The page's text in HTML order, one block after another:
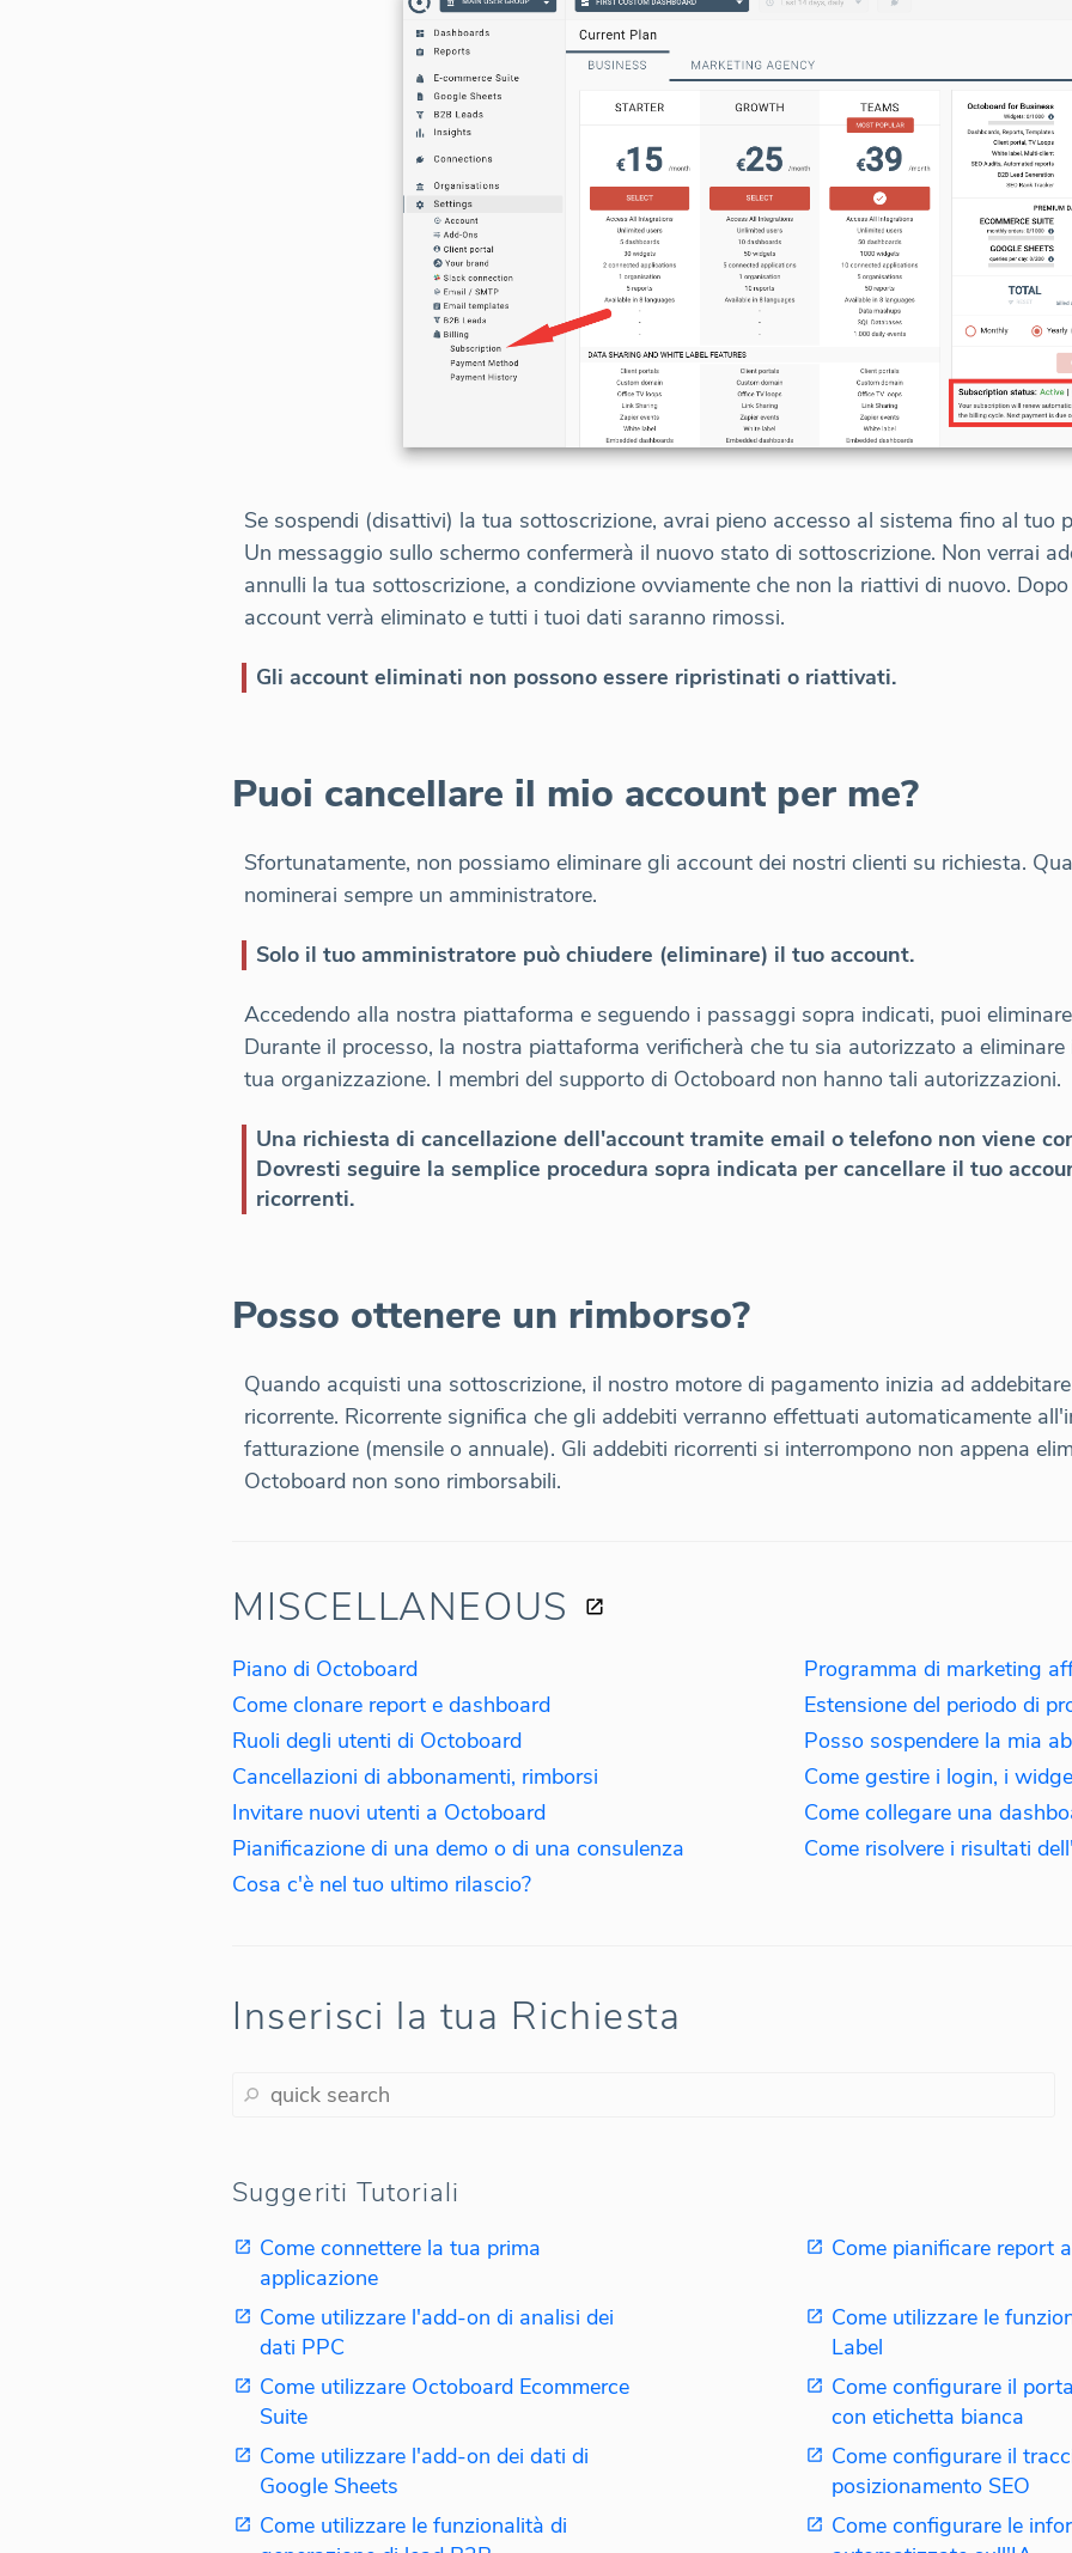
Se sospendi (disattivi) la tua sottoscrizione, avrai pieno accesso al sistema fino al tuo
Un messaggio sullo schermo confermerà il nuovo stato di sottoscrizione. Non verrai
annulli la tua sottoscrizione, a condizione ovviamente che non la riattivi di nuovo.
account verrà eliminato e tutti i tuoi dati saranno rimossi.
Gli account eliminati non possono essere ripristinati o riattivati.
Puoi cancellare il mio account per me?
Sfortunatamente, non possiamo eliminare gli account dei nostri clienti su richiesta.
nominerai sempre un amministratore.
Solo il tuo amministratore può chiudere (eliminare) il tuo account.
Accedendo alla nostra piattaforma e seguendo i passaggi sopra indicati, puoi
Durante il processo, la nostra piattaforma verificherà che tu sia autorizzato a
tua organizzazione. I membri del supporto di Octoboard non hanno tali autorizzazioni.
Una richiesta di cancellazione dell'account tramite email o telefono non viene
Dovresti seguire la semplice procedura sopra indicata per cancellare il tuo
ricorrenti.
Posso ottenere un rimborso?
Quando acquisti una sottoscrizione, il nostro motore di pagamento inizia ad
ricorrente. Ricorrente significa che gli addebiti verranno effettuati automaticamente
fatturazione (mensile o annuale). Gli addebiti ricorrenti si interrompono non appena
Octoboard non sono rimborsabili.
MISCELLANEOUS
Piano di Octoboard
Come clonare report e dashboard
Ruoli degli utenti di Octoboard
Cancellazioni di abbonamenti, rimborsi
Invitare nuovi utenti a Octoboard
Pianificazione di una demo o di una consulenza
Cosa c'è nel tuo ultimo rilascio?
Programma di marketing
Estensione del periodo di
Posso sospendere la mia
Come gestire i login, i
Come risolvere i risultati
Inserisci la tua Richiesta
Suggeriti Tutoriali
Come connettere la tua prima
applicazione
Come pianificare report
Come utilizzare l'add-on di analisi dei
dati PPC
Come utilizzare le
Label
Come utilizzare Octoboard Ecommerce
Suite
Come configurare il
con etichetta bianca
Come utilizzare l'add-on dei dati di
Google Sheets
Come configurare il
posizionamento SEO
Come utilizzare le funzionalità di
Come configurare le